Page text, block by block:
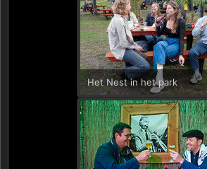
Het Nest in het park